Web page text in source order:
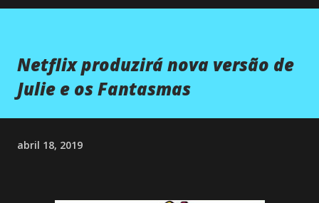
Netflix produzirá nova versão de
Julie e os Fantasmas
abril 18, 2019